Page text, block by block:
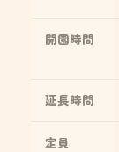
開園時間
延長時間
定員